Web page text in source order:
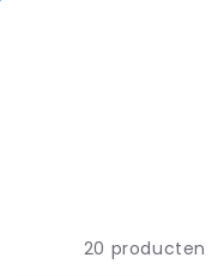
20 producten